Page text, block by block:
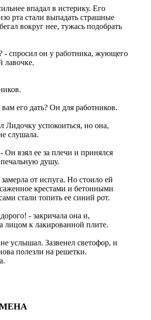
впадал в истерику. Его
рта стали выпадать страшные
вокруг нее, тужась подобрать
- спросил он у работника, жующего
лавочке.
его дать? Он для работников.
Лидочку успокоиться, но она,
слушала.
Он взял ее за плечи и принялся
душу.
от испуга. Но стоило ей
крестами и бетонными
стали топить ее синий рот.
- закричала она и,
лицом к лакированной плите.
услышал. Зазвенел светофор, и
полезли на решетки.